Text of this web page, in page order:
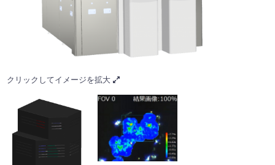
クリックしてイメージを拡大